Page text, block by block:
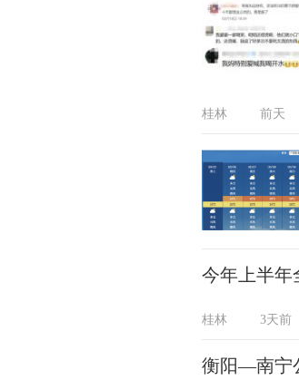
桂林 前天
今年上半年
桂林 3天前
衡阳—南宁